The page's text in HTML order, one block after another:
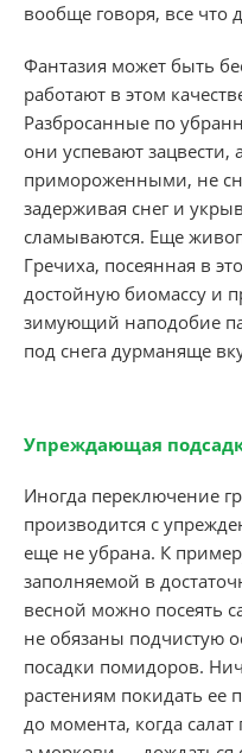
вообще говоря, все что
Фантазия может быть
работают в этом
Разбросанные по
они успевают зацвести,
примороженными, не
задерживая снег и
сламываются. Еще
Гречиха, посеянная в
достойную биомассу и
зимующий наподобие
под снега дурманяще
Упреждающая
Иногда переключение
производится с
еще не убрана. К
заполняемой в
весной можно посеять
не обязаны подчистую
посадки помидоров.
растениям покидать ее
до момента, когда салат